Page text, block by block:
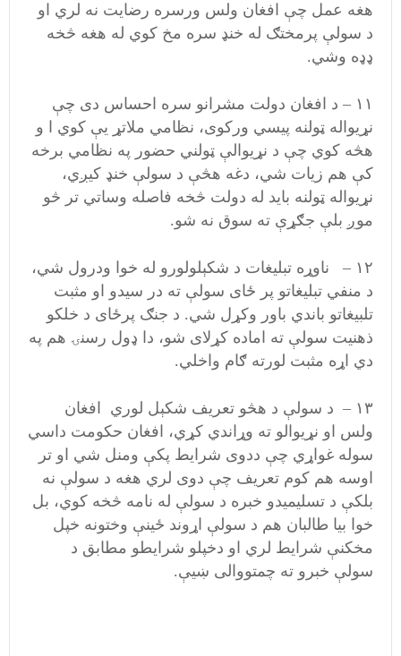
هغه عمل چې افغان ولس ورسره رضایت نه لري او
د سولې پرمختګ له خنډ سره مخ کوي له هغه څخه
ډډه وشي.
۱۱ – د افغان دولت مشرانو سره احساس دی چې
نړیواله ټولنه پیسي ورکوی، نظامي ملاتړ يې کوي ا و
هڅه کوي چې د نړیوالې ټولني حضور په نظامي برخه
کې هم زیات شي، دغه هڅې د سولې خنډ کیږي،
نړیواله ټولنه باید له دولت څخه فاصله وساتي تر څو
موږ بلې جګړې ته سوق نه شو.
۱۲ – ناوړه تبلیغات د شکېلولورو له خوا ودرول شي،
د منفي تبلیغاتو پر ځای سولې ته در سیدو او مثبت
تلبیغاتو باندي باور وکړل شي. د جنګ پرځای د خلکو
ذهنیت سولې ته اماده کړلای شو، دا ډول رسنۍ هم په
دي اړه مثبت لورته ګام واخلي.
۱۳ – د سولې د هڅو تعریف شکېل لوري افغان
ولس او نړیوالو ته وړاندي کړي، افغان حکومت داسي
سوله غواړي چې ددوی شرایط پکې ومنل شي او تر
اوسه هم کوم تعریف چې دوی لري هغه د سولې نه
بلکې د تسلیمیدو خبره د سولې له نامه څخه کوي، بل
خوا بیا طالبان هم د سولې اړوند ځينې وختونه خپل
مخکنې شرایط لري او دخپلو شرایطو مطابق د
سولې خبرو ته چمتووالی ښيې.